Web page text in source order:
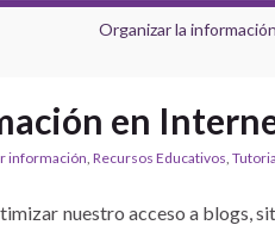
Organizar la
en
información Recursos Educativos
nuestro acceso a blogs,